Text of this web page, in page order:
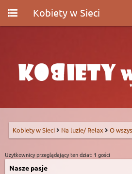
Kobiety w Sieci
Kobiety w Sieci Na luzie/ Relax O
Użytkownicy przeglądający ten dział: 1 gości
Nasze pasje